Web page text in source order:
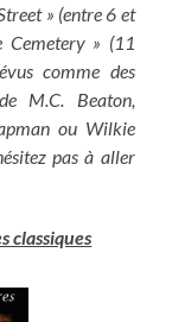
» (entre 6 et
Cemetery » (11
comme des
M.C. Beaton,
ou Wilkie
pas à aller
classiques